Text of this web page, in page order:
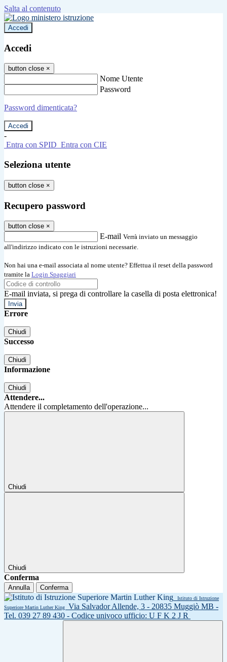
Salta al contenuto
Accedi
Accedi
button close ×
Nome Utente
Password
Password dimenticata?
-
Entra con SPID Entra con CIE
Seleziona utente
button close ×
Recupero password
button close ×
E-mail Verrà inviato un messaggio
all'indirizzo indicato con le istruzioni necessarie.
Non hai una e-mail associata al nome utente? Effettua il reset della password
tramite la Login Spaggiari
E-mail inviata, si prega di controllare la casella di posta elettronica!
Errore
Chiudi
Successo
Chiudi
Informazione
Chiudi
Attendere...
Attendere il completamento dell'operazione...
Chiudi
Chiudi
Conferma
Annulla Conferma
Istituto di Istruzione
Superiore Martin Luther King
Via Salvador Allende, 3 - 20835 Muggiò MB -
Tel. 039 27 89 430 - Codice univoco ufficio: U F K 2 J R